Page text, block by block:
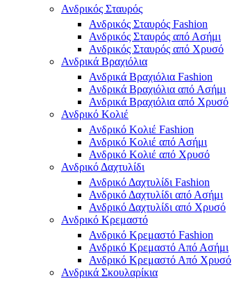
Ανδρικός Σταυρός
Ανδρικός Σταυρός Fashion
Ανδρικός Σταυρός από Ασήμι
Ανδρικός Σταυρός από Χρυσό
Ανδρικά Βραχιόλια
Ανδρικά Βραχιόλια Fashion
Ανδρικά Βραχιόλια από Ασήμι
Ανδρικά Βραχιόλια από Χρυσό
Ανδρικό Κολιέ
Ανδρικό Κολιέ Fashion
Ανδρικό Κολιέ από Ασήμι
Ανδρικό Κολιέ από Χρυσό
Ανδρικό Δαχτυλίδι
Ανδρικό Δαχτυλίδι Fashion
Ανδρικό Δαχτυλίδι από Ασήμι
Ανδρικό Δαχτυλίδι από Χρυσό
Ανδρικό Κρεμαστό
Ανδρικό Κρεμαστό Fashion
Ανδρικό Κρεμαστό Από Ασήμι
Ανδρικό Κρεμαστό Από Χρυσό
Ανδρικά Σκουλαρίκια